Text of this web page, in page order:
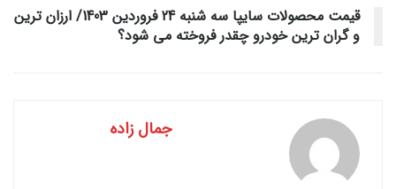
قیمت محصولات سایپا سه شنبه 24 فروردین 1403/ ارزان ترین
و گران ترین خودرو چقدر فروخته می شود؟
جمال زاده